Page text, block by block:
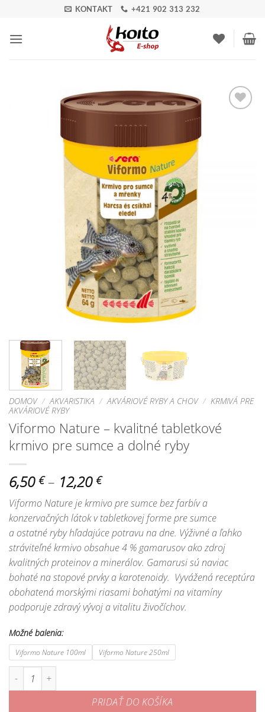
content
KONTAKT +421 902 313 232
DOMOV / AKVARISTIKA / AKVÁRIOVÉ RYBY A CHOV / KRMIVÁ PRE
AKVÁRIOVÉ RYBY
Viformo Nature – kvalitné tabletkové
krmivo pre sumce a dolné ryby
6,50 € – 12,20 €Price
range:
6,50 €
through
12,20 €
Viformo Nature je krmivo pre sumce bez farbív a
konzervačných látok v tabletkovej forme pre sumce
a ostatné ryby hľadajúce potravu na dne. Výživné a ľahko
stráviteľné krmivo obsahue 4 % gamarusov ako zdroj
kvalitných proteinov a minerálov. Gamarusi sú naviac
bohaté na stopové prvky a karotenoidy. Vyvážená receptúra
obohatená morskými riasami bohatými na vitamíny
podporuje zdravý vývoj a vitalitu živočíchov.
Možné balenia:
Viformo Nature 100ml Viformo Nature 250ml
množstvo Viformo Nature - kvalitné tabletkové krmivo pre sumce a
PRIDAŤ DO KOŠÍKA